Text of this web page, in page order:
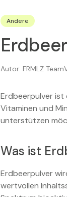
Andere
Autor: FRMLZ Team
Erdbeerpulver
Vitaminen und
unterstützen
Was ist
Erdbeerpulver
wertvollen